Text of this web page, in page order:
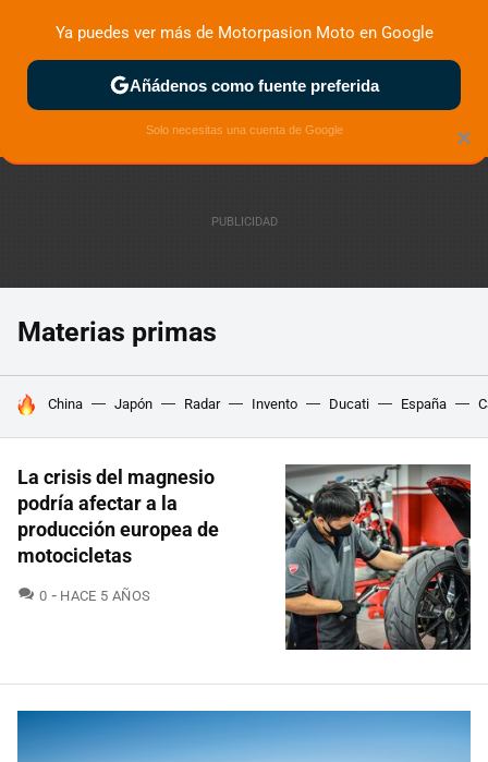
ZONA DE PRUEBAS DEPORTIVAS MOTOS ELÉCTRICAS
Materias primas
HOY SE HABLA DE
China Japón Radar Invento Ducati España
La crisis del magnesio
podría afectar a la
producción europea de
motocicletas
0 COMENTARIOS
HACE 5 AÑOS
×
Ya puedes ver más de Motorpasion Moto en Google
Añádenos como fuente preferida
Solo necesitas una cuenta de Google